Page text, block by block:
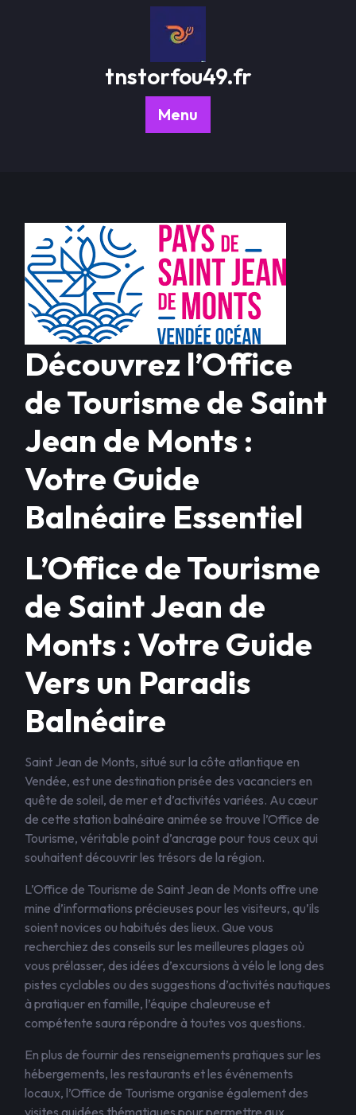
tnstorfou49.fr
Menu
Découvrez l’Office
de Tourisme de Saint
Jean de Monts :
Votre Guide
Balnéaire Essentiel
L’Office de Tourisme
de Saint Jean de
Monts : Votre Guide
Vers un Paradis
Balnéaire
Saint Jean de Monts, situé sur la côte atlantique en
Vendée, est une destination prisée des vacanciers en
quête de soleil, de mer et d’activités variées. Au cœur
de cette station balnéaire animée se trouve l’Office de
Tourisme, véritable point d’ancrage pour tous ceux qui
souhaitent découvrir les trésors de la région.
L’Office de Tourisme de Saint Jean de Monts offre une
mine d’informations précieuses pour les visiteurs, qu’ils
soient novices ou habitués des lieux. Que vous
recherchiez des conseils sur les meilleures plages où
vous prélasser, des idées d’excursions à vélo le long des
pistes cyclables ou des suggestions d’activités nautiques
à pratiquer en famille, l’équipe chaleureuse et
compétente saura répondre à toutes vos questions.
En plus de fournir des renseignements pratiques sur les
hébergements, les restaurants et les événements
locaux, l’Office de Tourisme organise également des
visites guidées thématiques pour permettre aux